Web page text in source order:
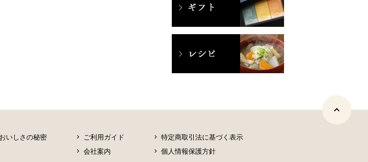
いしさの秘密
ご利用ガイド
会社案内
特定商取引法に基づく表示
個人情報保護方針